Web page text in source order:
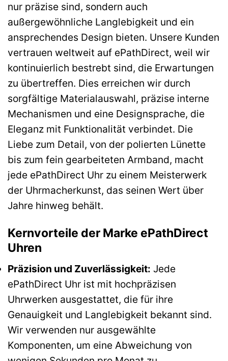
nur präzise sind, sondern auch
außergewöhnliche Langlebigkeit und ein
ansprechendes Design bieten. Unsere Kunden
vertrauen weltweit auf ePathDirect, weil wir
kontinuierlich bestrebt sind, die Erwartungen
zu übertreffen. Dies erreichen wir durch
sorgfältige Materialauswahl, präzise interne
Mechanismen und eine Designsprache, die
Eleganz mit Funktionalität verbindet. Die
Liebe zum Detail, von der polierten Lünette
bis zum fein gearbeiteten Armband, macht
jede ePathDirect Uhr zu einem Meisterwerk
der Uhrmacherkunst, das seinen Wert über
Jahre hinweg behält.
Kernvorteile der Marke ePathDirect
Uhren
Präzision und Zuverlässigkeit: Jede
ePathDirect Uhr ist mit hochpräzisen
Uhrwerken ausgestattet, die für ihre
Genauigkeit und Langlebigkeit bekannt sind.
Wir verwenden nur ausgewählte
Komponenten, um eine Abweichung von